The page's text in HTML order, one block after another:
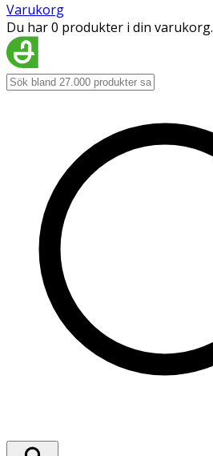
Varukorg
Du har 0 produkter i din varukorg.